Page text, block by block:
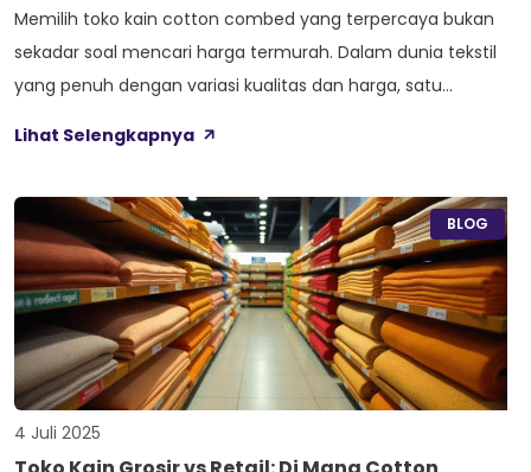
Memilih toko kain cotton combed yang terpercaya bukan
sekadar soal mencari harga termurah. Dalam dunia tekstil
yang penuh dengan variasi kualitas dan harga, satu
atau bisnis Anda. Cotton combed berkualitas rendah tidak
merugikan secara finansial dalam jangka panjang. […]
Lihat Selengkapnya
BLOG
4 Juli 2025